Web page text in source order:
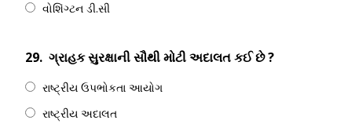
વોશિંગ્ટન ડી.સી
29. ગ્રાહક સુરક્ષાની સૌથી મોટી અદાલત કઈ છે ?
રાષ્ટ્રીય ઉપભોકતા આયોગ
રાષ્ટ્રીય અદાલત